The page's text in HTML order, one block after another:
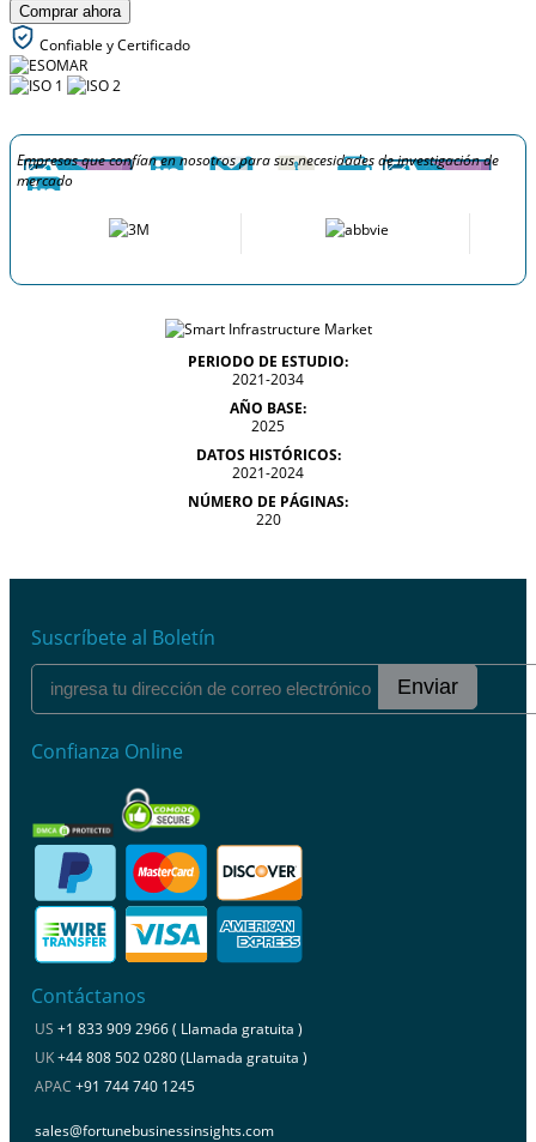
Comprar ahora
Confiable y Certificado
Empresas que confían en nosotros para sus necesidades de investigación de
mercado
PERIODO DE ESTUDIO:
2021-2034
AÑO BASE:
2025
DATOS HISTÓRICOS:
2021-2024
NÚMERO DE PÁGINAS:
220
Suscríbete al Boletín
Enviar
Confianza Online
Contáctanos
US +1 833 909 2966 ( Llamada gratuita )
UK+44 808 502 0280 (Llamada gratuita )
APAC +91 744 740 1245
sales@fortunebusinessinsights.com